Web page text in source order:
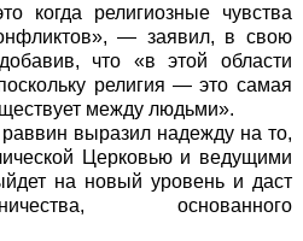
когда религиозные чувства
— заявил, в свою
что «в этой области
религия — это самая
между людьми».
выразил надежду на то,
Церковью и ведущими
на новый уровень и даст
основанного